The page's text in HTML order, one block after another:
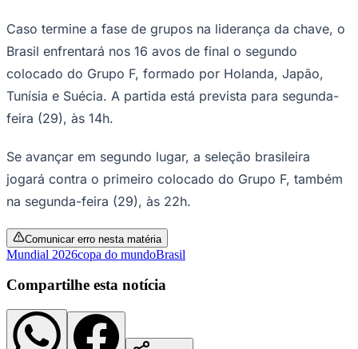
Caso termine a fase de grupos na liderança da chave, o
Brasil enfrentará nos 16 avos de final o segundo
colocado do Grupo F, formado por Holanda, Japão,
Tunísia e Suécia. A partida está prevista para segunda-
feira (29), às 14h.
Se avançar em segundo lugar, a seleção brasileira
jogará contra o primeiro colocado do Grupo F, também
na segunda-feira (29), às 22h.
Comunicar erro nesta matéria
Mundial 2026copa do mundoBrasil
Compartilhe esta notícia